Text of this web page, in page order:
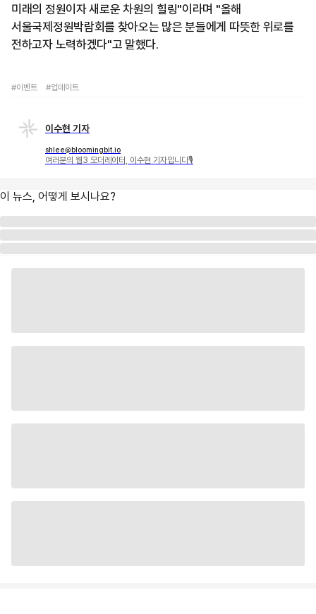
미래의 정원이자 새로운 차원의 힐링"이라며 "올해
서울국제정원박람회를 찾아오는 많은 분들에게 따뜻한 위로를
전하고자 노력하겠다"고 말했다.
#이벤트 #업데이트
이수현 기자
shlee@bloomingbit.io
여러분의 웹3 모더레이터, 이수현 기자입니다🎙
이 뉴스, 어떻게 보시나요?